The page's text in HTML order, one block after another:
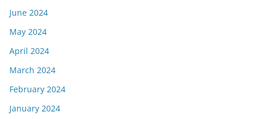
June 2024
May 2024
April 2024
March 2024
February 2024
January 2024